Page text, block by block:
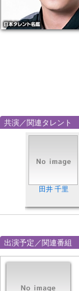
共演／関連タレント
田井 千里
出演予定／関連番組